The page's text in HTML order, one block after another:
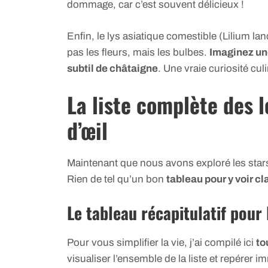
dommage, car c’est souvent délicieux !
Enfin, le lys asiatique comestible (Lilium
pas les fleurs, mais les bulbes. Imaginez
subtil de châtaigne. Une vraie curiosité
La liste complète des
d’œil
Maintenant que nous avons exploré les
Rien de tel qu’un bon tableau pour y voir
Le tableau récapitulatif pour
Pour vous simplifier la vie, j’ai compilé ici
visualiser l’ensemble de la liste et repérer